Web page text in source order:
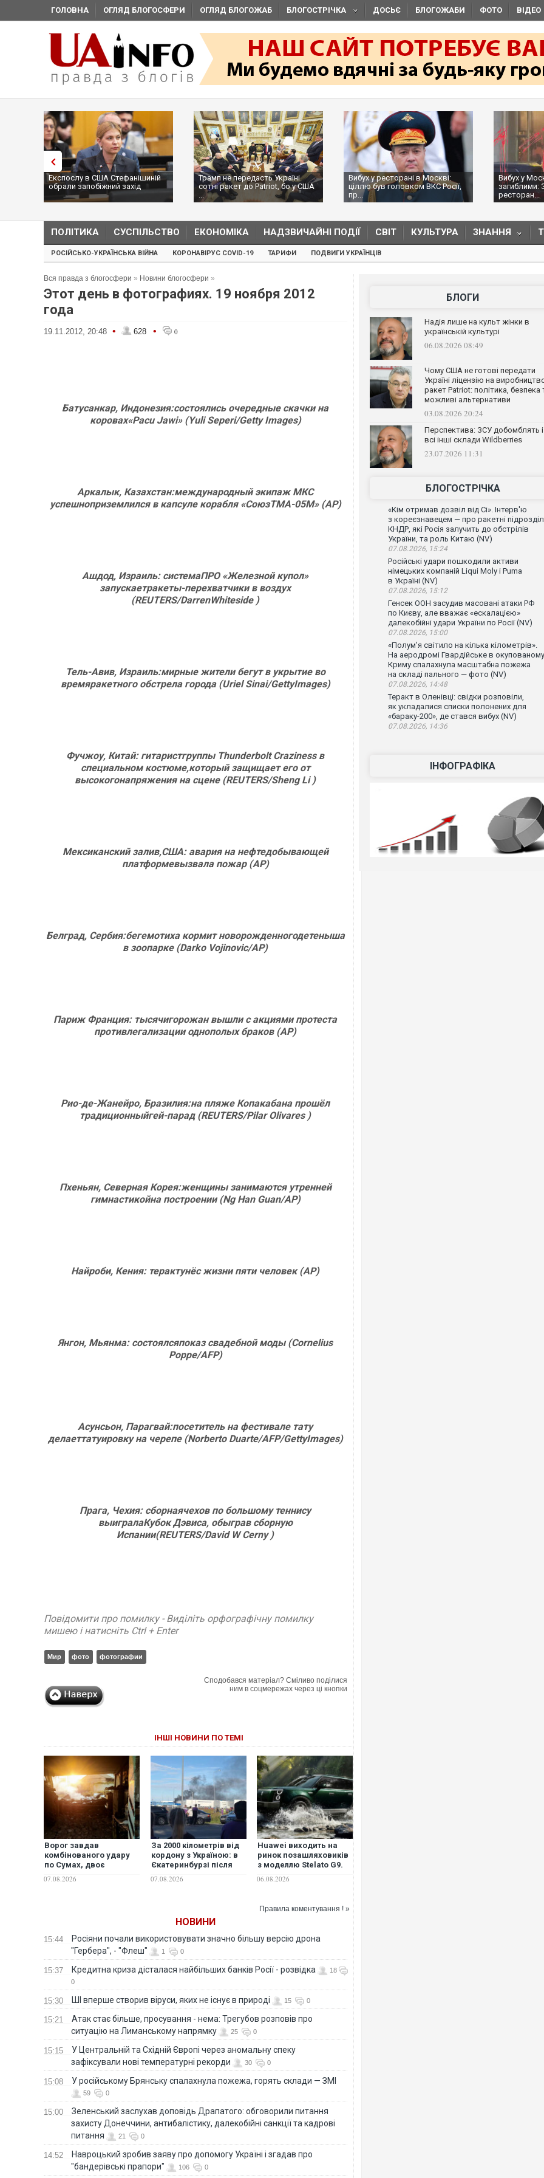
ГОЛОВНА ОГЛЯД БЛОГОСФЕРИ ОГЛЯД БЛОГОЖАБ БЛОГОСТРІЧКА ДОСЬЄ БЛОГОЖАБИ ФОТО ВІДЕО
Експослу в США Стефанішиній
обрали запобіжний захід
Трамп не передасть Україні
сотні ракет до Patriot, бо у США
...
Вибух у ресторані в Москві:
ціллю був головком ВКС Росії,
пр...
Вибух у
загиблими:
ресторан...
ПОЛІТИКА СУСПІЛЬСТВО ЕКОНОМІКА НАДЗВИЧАЙНІ ПОДІЇ СВІТ КУЛЬТУРА ЗНАННЯ
РОСІЙСЬКО-УКРАЇНСЬКА ВІЙНА КОРОНАВІРУС COVID-19 ТАРИФИ ПОДВИГИ УКРАЇНЦІВ
Вся правда з блогосфери » Новини блогосфери »
Этот день в фотографиях. 19 ноября 2012
года
19.11.2012, 20:48 • 628 • 0
Батусанкар, Индонезия:состоялись очередные скачки на
коровах«Pacu Jawi» (Yuli Seperi/Getty Images)
Аркалык, Казахстан:международный экипаж МКС
успешноприземлился в капсуле корабля «СоюзТМА-05М» (АР)
Ашдод, Израиль: системаПРО «Железной купол»
запускаетракеты-перехватчики в воздух
(REUTERS/DarrenWhiteside )
Тель-Авив, Израиль:мирные жители бегут в укрытие во
времяракетного обстрела города (Uriel Sinai/GettyImages)
Фучжоу, Китай: гитаристгруппы Thunderbolt Craziness в
специальном костюме,который защищает его от
высокогонапряжения на сцене (REUTERS/Sheng Li )
Мексиканский залив,США: авария на нефтедобывающей
платформевызвала пожар (АР)
Белград, Сербия:бегемотиха кормит новорожденногодетеныша
в зоопарке (Darko Vojinovic/AP)
Париж Франция: тысячигорожан вышли с акциями протеста
противлегализации однополых браков (АР)
Рио-де-Жанейро, Бразилия:на пляже Копакабана прошёл
традиционныйгей-парад (REUTERS/Pilar Olivares )
Пхеньян, Северная Корея:женщины занимаются утренней
гимнастикойна построении (Ng Han Guan/AP)
Найроби, Кения: терактунёс жизни пяти человек (AP)
Янгон, Мьянма: состоялсяпоказ свадебной моды (Сornelius
Poppe/AFP)
Асунсьон, Парагвай:посетитель на фестивале тату
делаеттатуировку на черепе (Norberto Duarte/AFP/GettyImages)
Прага, Чехия: сборнаячехов по большому теннису
выигралаКубок Дэвиса, обыграв сборную
Испании(REUTERS/David W Cerny )
Повідомити про помилку - Виділіть орфографічну помилку
мишею і натисніть Ctrl + Enter
Мир фото фотографии
Сподобався матеріал? Сміливо поділися
ним в соцмережах через ці кнопки
ІНШІ НОВИНИ ПО ТЕМІ
Ворог завдав
комбінованого удару
по Сумах, двоє
десятеро постраждали
07.08.2026
За 2000 кілометрів від
кордону з Україною: в
Єкатеринбурзі після
склад Wildberries.
07.08.2026
Huawei виходить на
ринок позашляховиків
з моделлю Stelato G9.
06.08.2026
Правила коментування ! »
НОВИНИ
15:44
Росіяни почали використовувати значно більшу версію дрона
"Гербера", - "Флеш"
1 0
15:37 Кредитна криза дісталася найбільших банків Росії - розвідка
18
0
15:30 ШІ вперше створив віруси, яких не існує в природі 15 0
15:21
Атак стає більше, просування - нема: Трегубов розповів про
ситуацію на Лиманському напрямку
25 0
15:15
У Центральній та Східній Європі через аномальну спеку
зафіксували нові температурні рекорди
30 0
15:08 У російському Брянську спалахнула пожежа, горять склади — ЗМІ
59 0
15:00
Зеленський заслухав доповідь Драпатого: обговорили питання
захисту Донеччини, антибалістику, далекобійні санкції та кадрові
питання
21 0
14:52
Навроцький зробив заяву про допомогу Україні і згадав про
"бандерівські прапори"
106 0
БЛОГИ
Надія лише на культ жінки в
українській культурі
06.08.2026 08:49
Чому США не готові передати
Україні ліцензію на
ракет Patriot: політика, безпека
можливі альтернативи
03.08.2026 20:24
Перспектива: ЗСУ добомблять і
всі інші склади Wildberries
23.07.2026 11:31
БЛОГОСТРІЧКА
«Кім отримав дозвіл від Сі». Інтерв'ю
з кореєзнавецем — про ракетні
КНДР, які Росія залучить до обстрілів
України, та роль Китаю (NV)
07.08.2026, 15:24
Російські удари пошкодили активи
німецьких компаній Liqui Moly і Puma
в Україні (NV)
07.08.2026, 15:12
Генсек ООН засудив масовані атаки РФ
по Києву, але вважає «ескалацією»
далекобійні удари України по Росії (NV)
07.08.2026, 15:00
«Полум'я світило на кілька кілометрів».
На аеродромі Гвардійське в окупованому
Криму спалахнула масштабна пожежа
на складі пального — фото (NV)
07.08.2026, 14:48
Теракт в Оленівці: свідки розповіли,
як укладалися списки полонених для
«бараку-200», де стався вибух (NV)
07.08.2026, 14:36
ІНФОГРАФІКА